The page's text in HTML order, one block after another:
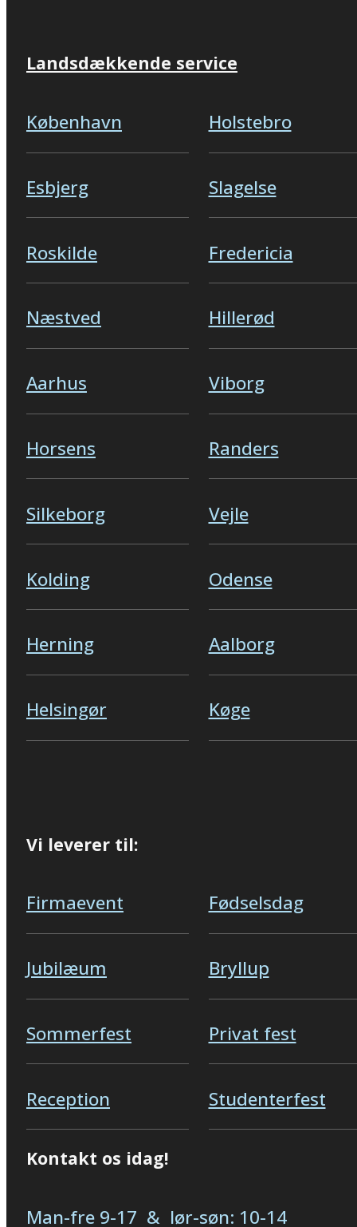
Landsdækkende service
København Holstebro
Esbjerg Slagelse
Roskilde Fredericia
Næstved Hillerød
Aarhus Viborg
Horsens Randers
Silkeborg Vejle
Kolding Odense
Herning Aalborg
Helsingør Køge
Vi leverer til:
Firmaevent Fødselsdag
Jubilæum Bryllup
Sommerfest Privat fest
Reception Studenterfest
Kontakt os idag!
Man-fre 9-17 & lør-søn: 10-14